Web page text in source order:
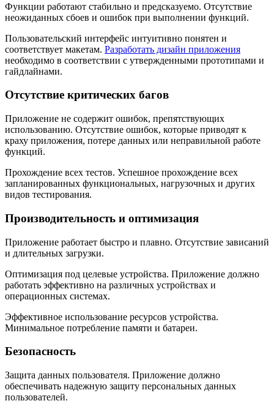
Функции работают стабильно и предсказуемо. Отсутствие
неожиданных сбоев и ошибок при выполнении функций.
Пользовательский интерфейс интуитивно понятен и
соответствует макетам. Разработать дизайн приложения
необходимо в соответствии с утвержденными прототипами и
гайдлайнами.
Отсутствие критических багов
Приложение не содержит ошибок, препятствующих
использованию. Отсутствие ошибок, которые приводят к
краху приложения, потере данных или неправильной работе
функций.
Прохождение всех тестов. Успешное прохождение всех
запланированных функциональных, нагрузочных и других
видов тестирования.
Производительность и оптимизация
Приложение работает быстро и плавно. Отсутствие зависаний
и длительных загрузки.
Оптимизация под целевые устройства. Приложение должно
работать эффективно на различных устройствах и
операционных системах.
Эффективное использование ресурсов устройства.
Минимальное потребление памяти и батареи.
Безопасность
Защита данных пользователя. Приложение должно
обеспечивать надежную защиту персональных данных
пользователей.